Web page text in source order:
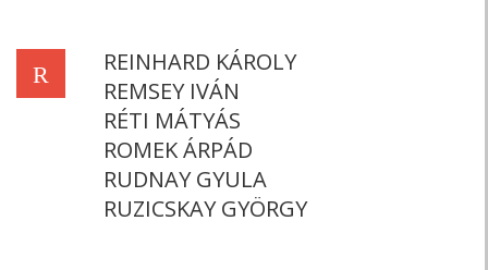
R
REINHARD KÁROLY
REMSEY IVÁN
RÉTI MÁTYÁS
ROMEK ÁRPÁD
RUDNAY GYULA
RUZICSKAY GYÖRGY